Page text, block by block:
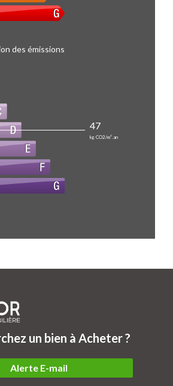
des émissions
47
kg CO2/m².an
un bien à Acheter ?
Alerte E-mail